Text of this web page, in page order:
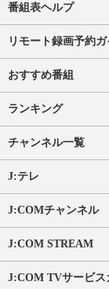
番組表ヘルプ
リモート録画予約ガ
おすすめ番組
ランキング
チャンネル一覧
J:テレ
J:COMチャンネル
J:COM STREAM
J:COM TVサービス